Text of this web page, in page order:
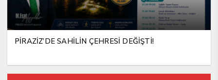
PİRAZİZ’DE SAHİLİN ÇEHRESİ DEĞİŞTİ!